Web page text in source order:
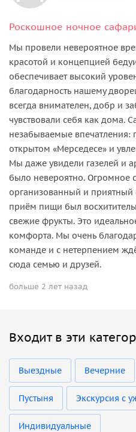
Мы провели невероятное
красотой и концепцией
обеспечивает высокий
благодарность нашему
всегда внимателен, добр и
чувствовали себя как дома.
незабываемые впечатления:
открытом «Мерседесе» и
Мы даже увидели газелей и
было невероятно. Огромное
организованный и
приём пищи был
свежие фрукты. Это
комфорта. Мы очень
команде и с нетерпением
сюда семью и друзей.
больше 2 лет назад
Входит в эти
Выездные Вечерние
Пустыня Экскурсия с
Индивидуальные